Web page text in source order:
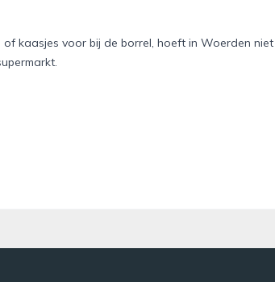
kaasjes voor bij de borrel, hoeft in Woerden